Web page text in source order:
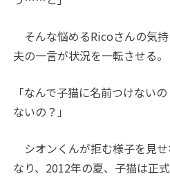
そんな悩めるRicoさんの気
夫の一言が状況を一転させる。
「なんで子猫に名前つけない
ないの？」
シオンくんが拒む様子を見
なり、2012年の夏、子猫は正